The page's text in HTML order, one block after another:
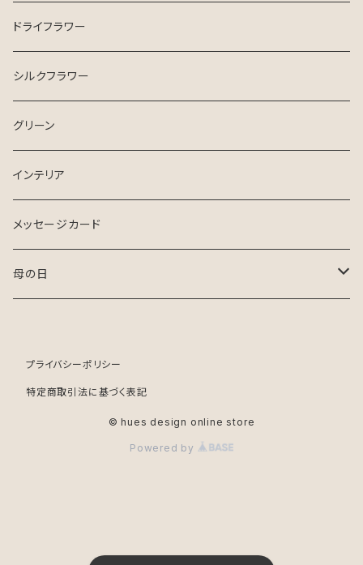
ドライフラワー
シルクフラワー
グリーン
インテリア
メッセージカード
母の日
ドライフラワー
プライバシーポリシー
特定商取引法に基づく表記
© hues design online store
Powered by